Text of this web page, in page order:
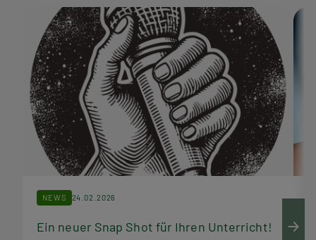
NEWS 24.02.2026
Ein neuer Snap Shot für Ihren Unterricht!